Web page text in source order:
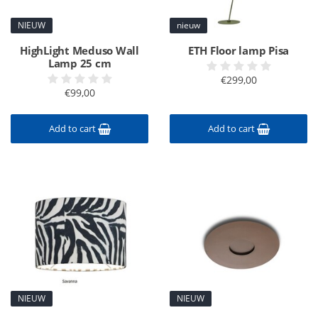
NIEUW
HighLight Meduso Wall
Lamp 25 cm
€99,00
Add to cart
nieuw
ETH Floor lamp Pisa
€299,00
Add to cart
NIEUW NIEUW